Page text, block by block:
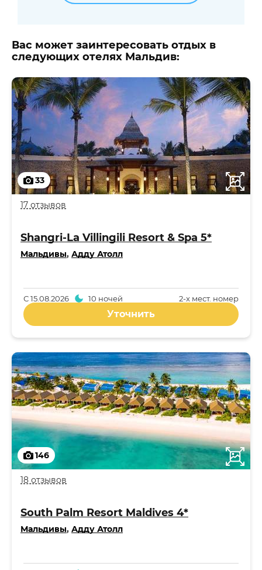
Вас может заинтересовать отдых в
следующих отелях Мальдив:
33
17 отзывов
Shangri-La Villingili Resort & Spa 5*
Мальдивы, Адду Атолл
2-x мест. номер
С15.08.2026 10 ночей
Уточнить
146
18 отзывов
South Palm Resort Maldives 4*
Мальдивы, Адду Атолл